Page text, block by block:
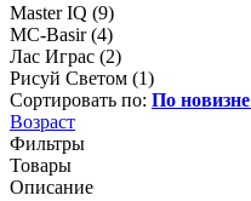
Master IQ (9)
MC-Basir(4)
Лас Играс (2)
Рисуй Светом (1)
Сортировать по: По новизне
Возраст
Фильтры
Товары
Описание